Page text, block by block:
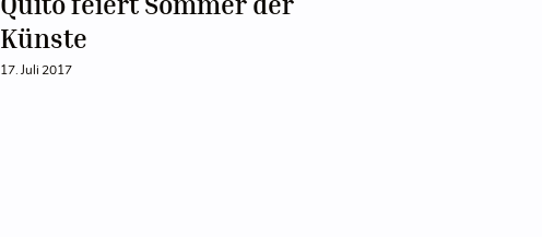
Künste
17. Juli 2017